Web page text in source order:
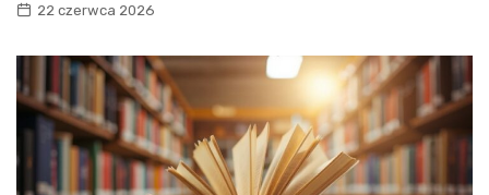
22 czerwca 2026